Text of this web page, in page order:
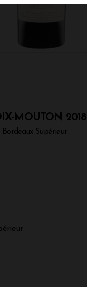
MOUTON 2018
Bordeaux Supérieur